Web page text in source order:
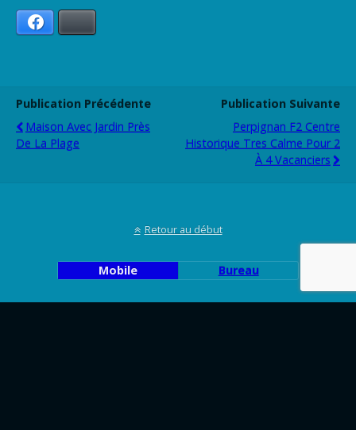
Publication Précédente
Maison Avec Jardin Près
De La Plage
Publication Suivante
Perpignan F2 Centre
Historique Tres Calme Pour 2
À 4 Vacanciers
Retour au début
Mobile Bureau